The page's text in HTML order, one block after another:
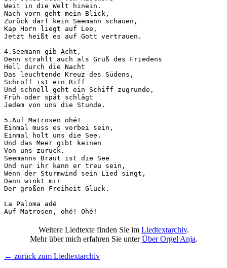
Weit in die Welt hinein.
Nach vorn geht mein Blick,
Zurück darf kein Seemann schauen,
Kap Horn liegt auf Lee,
Jetzt heißt es auf Gott vertrauen.
4.Seemann gib Acht,
Denn strahlt auch als Gruß des Friedens
Hell durch die Nacht
Das leuchtende Kreuz des Südens,
Schroff ist ein Riff
Und schnell geht ein Schiff zugrunde,
Früh oder spät schlägt
Jedem von uns die Stunde.
5.Auf Matrosen ohé!
Einmal muss es vorbei sein,
Einmal holt uns die See.
Und das Meer gibt keinen
Von uns zurück.
Seemanns Braut ist die See
Und nur ihr kann er treu sein,
Wenn der Sturmwind sein Lied singt,
Dann winkt mir
Der großen Freiheit Glück.
La Paloma adé
Auf Matrosen, ohé! Ohé!
Weitere Liedtexte finden Sie im Liedtextarchiv.
Mehr über mich erfahren Sie unterÜber Orgel Anja.
← zurück zum Liedtextarchiv